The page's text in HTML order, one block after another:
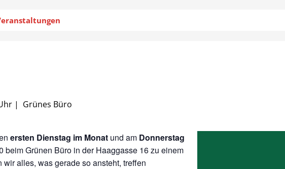
| Grünes Büro
ersten Dienstag im Monat und am Donnerstag
beim Grünen Büro in der Haaggasse 16 zu einem
wir alles, was gerade so ansteht, treffen